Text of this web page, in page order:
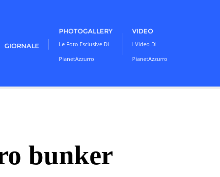
GIORNALE
PHOTOGALLERY
Le Foto Esclusive Di
PianetAzzurro
VIDEO
I Video Di
PianetAzzurro
bunker